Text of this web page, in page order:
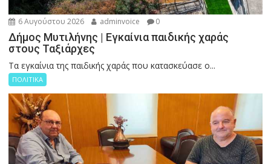
6 Αυγούστου 2026 adminvoice 0
Δήμος Μυτιλήνης | Εγκαίνια παιδικής χαράς
στους Ταξιάρχες
Tα εγκαίνια της παιδικής χαράς που κατασκεύασε ο...
ΠΟΛΙΤΙΚΑ